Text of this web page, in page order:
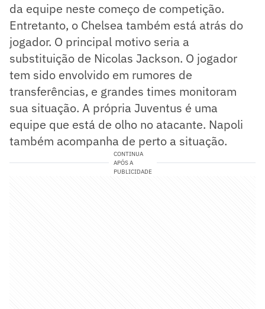
da equipe neste começo de competição.
Entretanto, o Chelsea também está atrás do
jogador. O principal motivo seria a
substituição de Nicolas Jackson. O jogador
tem sido envolvido em rumores de
transferências, e grandes times monitoram
sua situação. A própria Juventus é uma
equipe que está de olho no atacante. Napoli
também acompanha de perto a situação.
CONTINUA
APÓS A
PUBLICIDADE